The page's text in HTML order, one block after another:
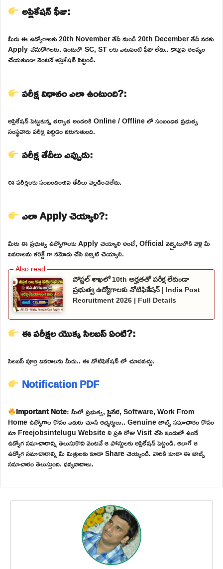
అప్లికేషన్ ఫీజు:
మీరు ఈ ఉద్యోగాలకు 20th November తేదీ నుండి 20th December తేదీ వరకు
Apply చేసుకోగలరు. ఇందులో SC, ST లకు ఎటువంటి ఫీజు లేదు.. కావున ఆలస్యం
చేయకుండా వెంటనే అప్లికేషన్ పెట్టండి.
పరీక్ష విధానం ఎలా ఉంటుంది?:
అప్లికేషన్ పెట్టుకున్న తర్వాత అందరికి Online / Offline లో సంబంధిత ప్రభుత్వ
సంస్థవారు పరీక్ష పెట్టడం జరుగుతుంది.
పరీక్ష తేదీలు ఎప్పుడు:
ఈ పరీక్షలకు సంబందించిన తేదీలు వెల్లడించలేదు.
ఎలా Apply చెయ్యాలి?:
మీరు ఈ ప్రభుత్వ ఉద్యోగాలకు Apply చెయ్యాలి అంటే, Official వెబ్సైటులోకి వెళ్లి మీ
వివరాలను కరెక్ట్ గా నమోదు చేసి సబ్మిట్ చెయ్యాలి.
పోస్టల్ శాఖలో 10th అర్హతతో పరీక్ష లేకుండా
ప్రభుత్వ ఉద్యోగాలకు నోటిఫికేషన్ | India Post
Recruitment 2026 | Full Details
ఈ పరీక్షల యొక్క సిలబస్ ఏంటి?:
సిలబస్ పూర్తి వివరాలను మీరు.. ఈ నోటిఫికేషన్ లో చూడవచ్చు.
Notification PDF
Important Note: మీలో ప్రభుత్వ, ప్రైవేట్, Software, Work From
Home ఉద్యోగాల కోసం ఎదురు చూసే అభ్యర్థులు.. Genuine జాబ్స్ సమాచారం కోసం
మా Freejobsintelugu Website ని ప్రతి రోజు Visit చేసి ఇందులో ఉండే
ఉద్యోగ సమాచారాన్ని తెలుసుకొని వెంటనే ఆ పోస్టులకు అప్లికేషన్ పెట్టండి. అలాగే ఆ
ఉద్యోగ సమాచారాన్ని మీ మిత్రులకు కూడా Share చెయ్యండి. వారికి కూడా ఈ జాబ్స్
సమాచారం తెలుస్తుంది. ధన్యవాదాలు.